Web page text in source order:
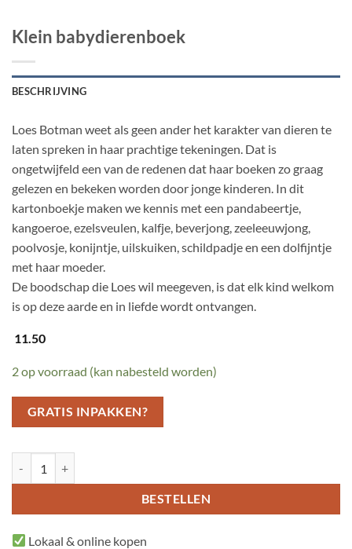
Klein babydierenboek
BESCHRIJVING
Loes Botman weet als geen ander het karakter van dieren te
laten spreken in haar prachtige tekeningen. Dat is
ongetwijfeld een van de redenen dat haar boeken zo graag
gelezen en bekeken worden door jonge kinderen. In dit
kartonboekje maken we kennis met een pandabeertje,
kangoeroe, ezelsveulen, kalfje, beverjong, zeeleeuwjong,
poolvosje, konijntje, uilskuiken, schildpadje en een dolfijntje
met haar moeder.
De boodschap die Loes wil meegeven, is dat elk kind welkom
is op deze aarde en in liefde wordt ontvangen.
11.50
2 op voorraad (kan nabesteld worden)
GRATIS INPAKKEN?
BESTELLEN
Lokaal & online kopen